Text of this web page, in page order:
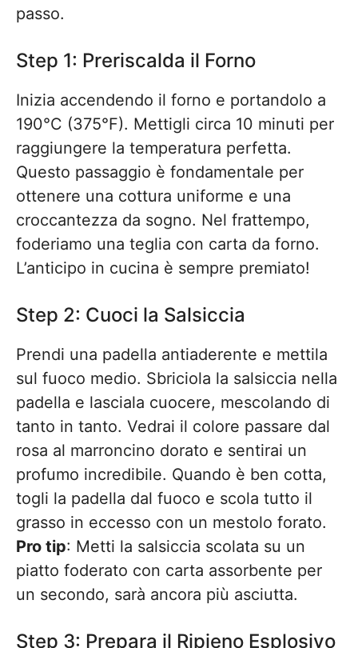
passo.
Step 1: Preriscalda il Forno
Inizia accendendo il forno e portandolo a
190°C (375°F). Mettigli circa 10 minuti per
raggiungere la temperatura perfetta.
Questo passaggio è fondamentale per
ottenere una cottura uniforme e una
croccantezza da sogno. Nel frattempo,
foderiamo una teglia con carta da forno.
L’anticipo in cucina è sempre premiato!
Step 2: Cuoci la Salsiccia
Prendi una padella antiaderente e mettila
sul fuoco medio. Sbriciola la salsiccia nella
padella e lasciala cuocere, mescolando di
tanto in tanto. Vedrai il colore passare dal
rosa al marroncino dorato e sentirai un
profumo incredibile. Quando è ben cotta,
togli la padella dal fuoco e scola tutto il
grasso in eccesso con un mestolo forato.
Pro tip: Metti la salsiccia scolata su un
piatto foderato con carta assorbente per
un secondo, sarà ancora più asciutta.
Step 3: Prepara il Ripieno Esplosivo